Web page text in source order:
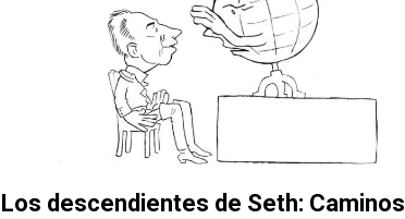
Los descendientes de Seth: Caminos